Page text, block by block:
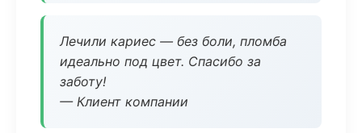
Лечили кариес — без боли, пломба
идеально под цвет. Спасибо за
заботу!
— Клиент компании